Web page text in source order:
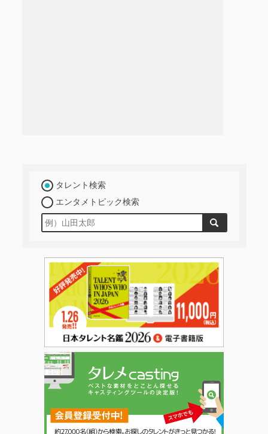
タレント検索
エンタメトピック検索